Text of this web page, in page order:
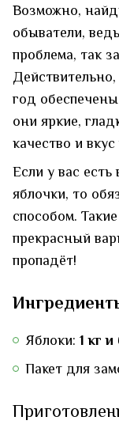
Возможно,
обыватели,
проблема, так
год
они яркие,
качество и
Если у вас
яблочки, то
способом.
прекрасный
пропадёт!
Яблоки: 1 кг
Пакет для